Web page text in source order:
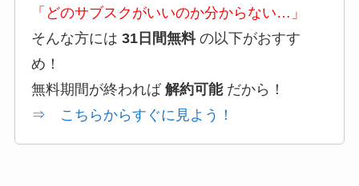
「どのサブスクがいいのか分からない…」
そんな方には 31日間無料の以下がおすす
め！
無料期間が終われば 解約可能だから！
⇒ こちらからすぐに見よう！